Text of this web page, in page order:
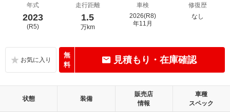
年式
2023
(R5)
走行距離
1.5
万km
車検
2026(R8)
年11月
修復歴
なし
無
料
見積もり・在庫確認
状態 装備
販売店
情報
車種
スペック